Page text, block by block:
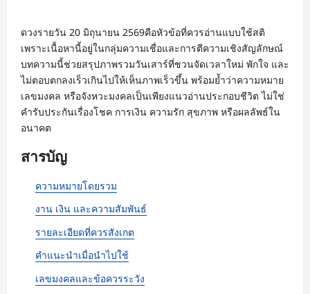
ดวงรายวัน 20 มิถุนายน 2569คือหัวข้อที่ควรอ่านแบบใช้สติ
เพราะเนื้อหานี้อยู่ในกลุ่มความเชื่อและการตีความเชิงสัญลักษณ์
บทความนี้ช่วยสรุปภาพรวมวันเสาร์ที่ชวนจัดเวลาใหม่ พักใจ และ
ไม่ตอบตกลงเร็วเกินไปให้เห็นภาพเร็วขึ้น พร้อมย้ำว่าความหมาย
เลขมงคล หรือจังหวะมงคลเป็นเพียงแนวอ่านประกอบชีวิต ไม่ใช่
คำรับประกันเรื่องโชค การเงิน ความรัก สุขภาพ หรือผลลัพธ์ใน
อนาคต
สารบัญ
ความหมายโดยรวม
งาน เงิน และความสัมพันธ์
รายละเอียดที่ควรสังเกต
คำแนะนำเมื่อนำไปใช้
เลขมงคลและข้อควรระวัง